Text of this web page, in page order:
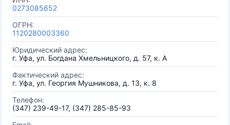
0273085652
ОГРН:
1120280003360
Юридический адрес:
г. Уфа, ул. Богдана Хмельницкого, д. 57, к. А
Фактический адрес:
г. Уфа, ул. Георгия Мушникова, д. 13, к. 8
Телефон:
(347) 239-49-17, (347) 285-85-93